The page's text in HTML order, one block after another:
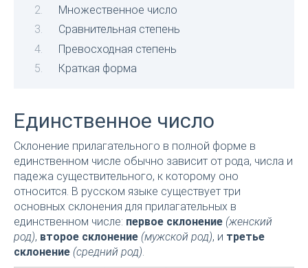
Множественное число
Сравнительная степень
Превосходная степень
Краткая форма
Единственное число
Склонение прилагательного в полной форме в
единственном числе обычно зависит от рода, числа и
падежа существительного, к которому оно
относится. В русском языке существует три
основных склонения для прилагательных в
единственном числе: первое склонение (женский
род), второе склонение (мужской род), и третье
склонение (средний род).